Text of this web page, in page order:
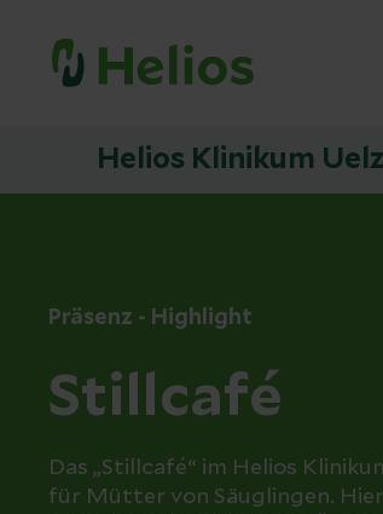
Helios Klinikum
Präsenz - Highlight
Stillcafé
Das „Stillcafé“ im Helios
für Mütter von Säuglingen.